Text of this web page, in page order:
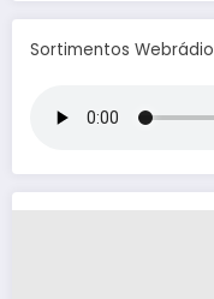
Sortimentos Webrádio